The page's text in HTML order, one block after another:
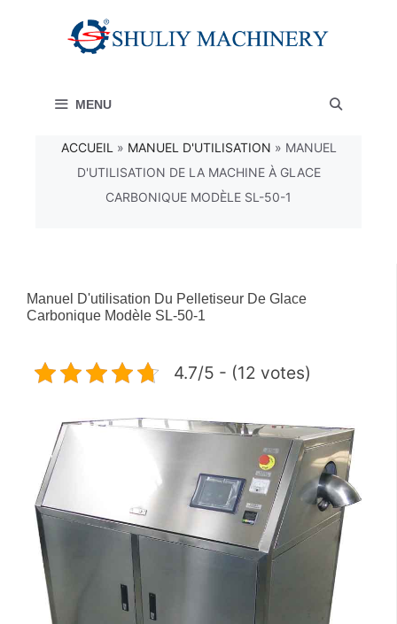
MENU
ACCUEIL » MANUEL D'UTILISATION » MANUEL
D'UTILISATION DE LA MACHINE À GLACE
CARBONIQUE MODÈLE SL-50-1
Manuel D'utilisation Du Pelletiseur De Glace
Carbonique Modèle SL-50-1
4.7/5 - (12 votes)